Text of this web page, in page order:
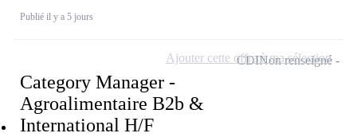
Publié il y a 5 jours
Category Manager -
Agroalimentaire B2b &
International H/F
CDINon renseigné
Ajouter cette offre à ma sélection